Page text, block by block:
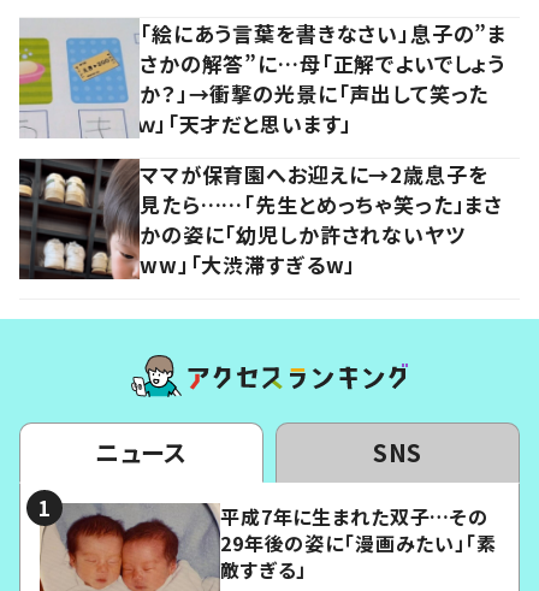
「絵にあう言葉を書きなさい」息子の”ま
さかの解答”に…母「正解でよいでしょう
か？」→衝撃の光景に「声出して笑った
ｗ」「天才だと思います」
ママが保育園へお迎えに→2歳息子を
見たら……「先生とめっちゃ笑った」まさ
かの姿に「幼児しか許されないヤツ
ww」「大渋滞すぎるw」
ニュース SNS
平成7年に生まれた双子…その
29年後の姿に「漫画みたい」「素
敵すぎる」